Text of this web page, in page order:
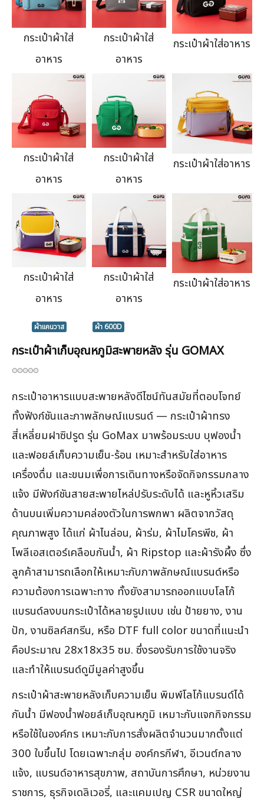
กระเป๋าผ้าใส่
อาหาร
กระเป๋าผ้าใส่
อาหาร
กระเป๋าผ้าใส่อาหาร
กระเป๋าผ้าใส่
อาหาร
กระเป๋าผ้าใส่
อาหาร
กระเป๋าผ้าใส่อาหาร
กระเป๋าผ้าใส่
อาหาร
กระเป๋าผ้าใส่
อาหาร
กระเป๋าผ้าใส่อาหาร
ผ้าแคนวาส ผ้า 600D
กระเป๋าผ้าเก็บอุณหภูมิสะพายหลัง รุ่น GOMAX
กระเป๋าอาหารแบบสะพายหลังดีไซน์ทันสมัยที่ตอบโจทย์
ทั้งฟังก์ชันและภาพลักษณ์แบรนด์ — กระเป๋าผ้าทรง
สี่เหลี่ยมฝาซิปรูด รุ่น GoMax มาพร้อมระบบ บุฟองน้ำ
และฟอยล์เก็บความเย็น-ร้อน เหมาะสำหรับใส่อาหาร
เครื่องดื่ม และขนมเพื่อการเดินทางหรือจัดกิจกรรมกลาง
แจ้ง มีฟังก์ชันสายสะพายไหล่ปรับระดับได้ และหูหิ้วเสริม
ด้านบนเพิ่มความคล่องตัวในการพกพา ผลิตจากวัสดุ
คุณภาพสูง ได้แก่ ผ้าไนล่อน, ผ้าร่ม, ผ้าไมโครพีช, ผ้า
โพลีเอสเตอร์เคลือบกันน้ำ, ผ้า Ripstop และผ้ารังผึ้ง ซึ่ง
ลูกค้าสามารถเลือกให้เหมาะกับภาพลักษณ์แบรนด์หรือ
ความต้องการเฉพาะทาง ทั้งยังสามารถออกแบบโลโก้
แบรนด์ลงบนกระเป๋าได้หลายรูปแบบ เช่น ป้ายยาง, งาน
ปัก, งานซิลค์สกรีน, หรือ DTF full color ขนาดที่แนะนำ
คือประมาณ 28x18x35 ซม. ซึ่งรองรับการใช้งานจริง
และทำให้แบรนด์ดูมีมูลค่าสูงขึ้น
กระเป๋าผ้าสะพายหลังเก็บความเย็น พิมพ์โลโก้แบรนด์ได้
กันน้ำ มีฟองน้ำฟอยล์เก็บอุณหภูมิ เหมาะกับแจกกิจกรรม
หรือใช้ในองค์กร เหมาะกับการสั่งผลิตจำนวนมากตั้งแต่
300 ใบขึ้นไป โดยเฉพาะกลุ่ม องค์กรกีฬา, อีเวนต์กลาง
แจ้ง, แบรนด์อาหารสุขภาพ, สถาบันการศึกษา, หน่วยงาน
ราชการ, ธุรกิจเดลิเวอรี่, และแคมเปญ CSR ขนาดใหญ่